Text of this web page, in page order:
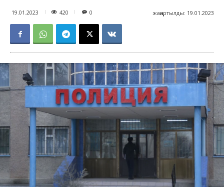
19.01.2023 420 жаңартылды: 19.01.2023
0